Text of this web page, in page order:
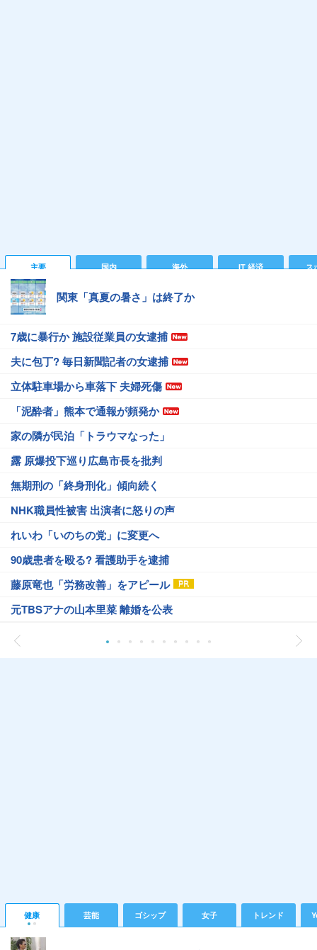
主要 国内 海外 IT 経済 ス
関東「真夏の暑さ」は終了か
7歳に暴行か 施設従業員の女逮捕
夫に包丁? 毎日新聞記者の女逮捕
立体駐車場から車落下 夫婦死傷
「泥酔者」熊本で通報が頻発か
家の隣が民泊「トラウマなった」
露 原爆投下巡り広島市長を批判
無期刑の「終身刑化」傾向続く
NHK職員性被害 出演者に怒りの声
れいわ「いのちの党」に変更へ
90歳患者を殴る? 看護助手を逮捕
藤原竜也「労務改善」をアピール
元TBSアナの山本里菜 離婚を公表
健康 芸能 ゴシップ 女子 トレンド